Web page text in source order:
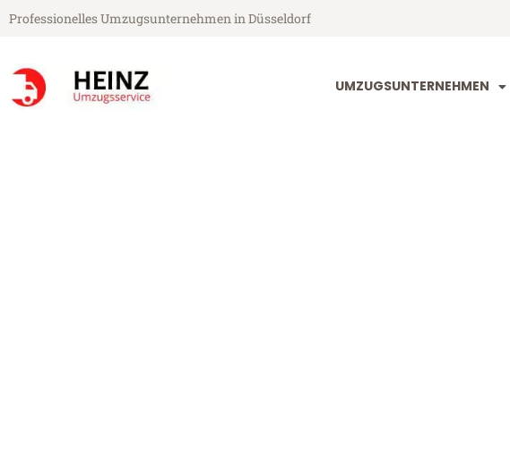
Professionelles Umzugsunternehmen in Düsseldorf
UMZUGSUNTERNEHMEN